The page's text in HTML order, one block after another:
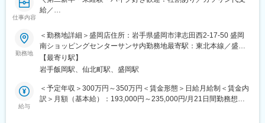
・引き渡し業務（トラックでの配送）
・サービスエンジニアリング（お客様に直接関わるサポート業
※担当車数…月の担当車数は一人あたり15台ほど。整備の難易度
やスキルに応じて、無理なく働ける範囲で業務量を調整します。
店舗に併設された冷暖房完備のピットで快適に作業を行うことが
出来ます！
◆資格手当
└三級２輪自動車または三級自動車ガソリン・エンジン：5,000円
仕事内容
給／
◆未経験から”買取・査定”の知識身につく◆年休120日◆飛び込
み・テレアポなし◆正社員◆東証スタンダード上場】
バイクの買取査定を希望しているお客様への対応をお任せしま
す。
■研修フォロー体制
勤務地
＜勤務地詳細＞盛岡店住所：岩手県盛岡市津志田西2-17-50 盛岡
南ショッピングセンターサンサ内勤務地最寄駅：東北本線／盛岡
駅受動喫煙対策：屋内喫煙可能場所あり変更の範囲：会社の定め
る事業所
【最寄り駅】
岩手飯岡駅、仙北町駅、盛岡駅
給与
＜予定年収＞300万円～350万円＜賃金形態＞日給月給制＜賃金内
訳＞月額（基本給）：193,000円～235,000円/月21日間勤務想定